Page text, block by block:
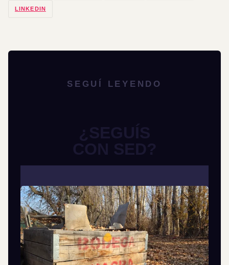
LINKEDIN
SEGUÍ LEYENDO
¿SEGUÍS
CON SED?